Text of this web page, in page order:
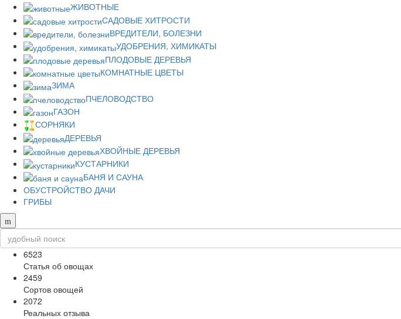
ЖИВОТНЫЕ
САДОВЫЕ ХИТРОСТИ
ВРЕДИТЕЛИ, БОЛЕЗНИ
УДОБРЕНИЯ, ХИМИКАТЫ
ПЛОДОВЫЕ ДЕРЕВЬЯ
КОМНАТНЫЕ ЦВЕТЫ
ЗИМА
ПЧЕЛОВОДСТВО
ГАЗОН
СОРНЯКИ
ДЕРЕВЬЯ
ХВОЙНЫЕ ДЕРЕВЬЯ
КУСТАРНИКИ
БАНЯ И САУНА
ОБУСТРОЙСТВО ДАЧИ
ГРИБЫ
6523
Статья об овощах
2459
Сортов овощей
2072
Реальных отзыва